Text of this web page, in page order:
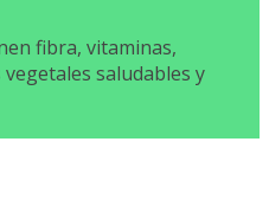
fibra, vitaminas,
saludables y